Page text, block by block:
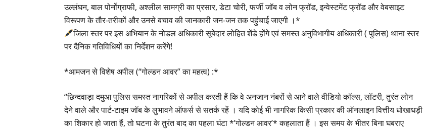
उल्लंघन, बाल पोर्नोग्राफी, अश्लील सामग्री का प्रसार, डेटा चोरी, फर्जी जॉब व लोन फ्रॉड, इन्वेस्टमेंट फ्रॉड और वेबसाइट
विरूपण के तौर-तरीकों और उनसे बचाव की जानकारी जन-जन तक पहुंचाई जाएगी ।*
जिला स्तर पर इस अभियान के नोडल अधिकारी सूबेदार लोहित शेंडे होंगे एवं समस्त अनुविभागीय अधिकारी ( पुलिस) थाना स्तर
पर दैनिक गतिविधियों का निर्देशन करेंगे!
*आमजन से विशेष अपील (“गोल्डन आवर” का महत्व) :*
“छिन्दवाड़ा दमुआ पुलिस समस्त नागरिकों से अपील करती हैं कि वे अनजान नंबरों से आने वाले वीडियो कॉल्स, लॉटरी, तुरंत लोन
देने वाले और पार्ट-टाइम जॉब के लुभावने ऑफर्स से सतर्क रहें । यदि कोई भी नागरिक किसी प्रकार की ऑनलाइन वित्तीय धोखाधड़ी
का शिकार हो जाता हैं, तो घटना के तुरंत बाद का पहला घंटा *’गोल्डन आवर’* कहलाता हैं । इस समय के भीतर बिना घबराए